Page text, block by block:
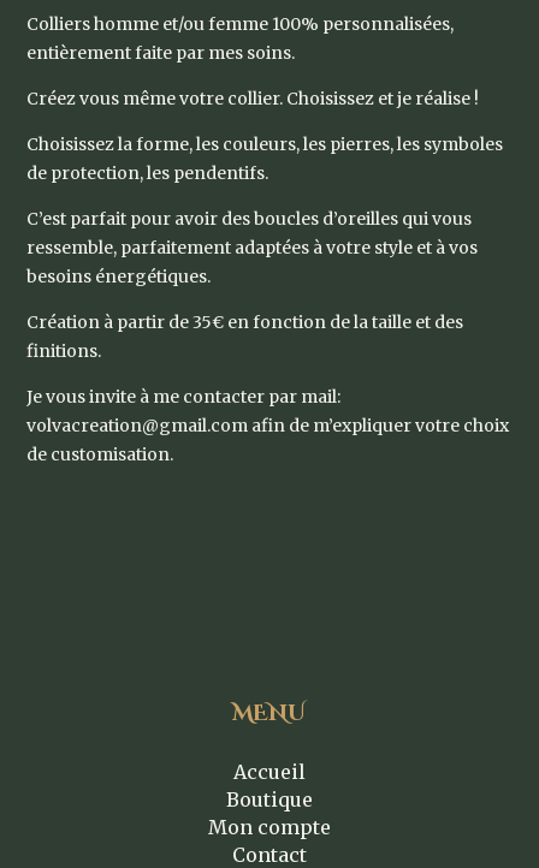
Colliers homme et/ou femme 100% personnalisées,
entièrement faite par mes soins.
Créez vous même votre collier. Choisissez et je réalise !
Choisissez la forme, les couleurs, les pierres, les symboles
de protection, les pendentifs.
C’est parfait pour avoir des boucles d’oreilles qui vous
ressemble, parfaitement adaptées à votre style et à vos
besoins énergétiques.
Création à partir de 35€ en fonction de la taille et des
finitions.
Je vous invite à me contacter par mail:
volvacreation@gmail.com afin de m’expliquer votre choix
de customisation.
MENU
Accueil
Boutique
Mon compte
Contact